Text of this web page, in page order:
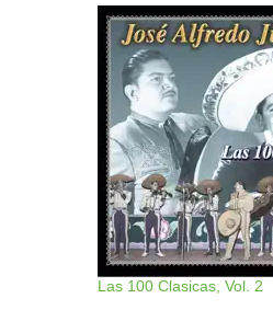
Las 100 Clasicas, Vol. 2